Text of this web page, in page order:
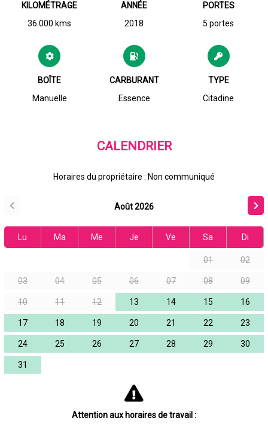
KILOMÉTRAGE
36 000 kms
ANNÉE
2018
PORTES
5 portes
BOÎTE
Manuelle
CARBURANT
Essence
TYPE
Citadine
CALENDRIER
Horaires du propriétaire : Non communiqué
Août 2026
Lu Ma Me Je Ve Sa Di
01 02
03 04 05 06 07 08 09
10 11 12 13 14 15 16
17 18 19 20 21 22 23
24 25 26 27 28 29 30
31
Attention aux horaires de travail :